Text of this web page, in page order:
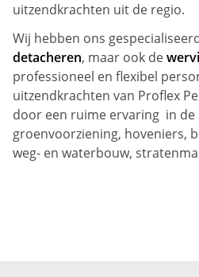
uitzendkrachten uit de regio.
Wij hebben ons
detacheren, maar ook de
professioneel en flexibel
uitzendkrachten van Proflex
door een ruime ervaring in de
groenvoorziening, hoveniers,
weg- en waterbouw,